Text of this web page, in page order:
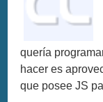
quería
hacer es
que posee JS